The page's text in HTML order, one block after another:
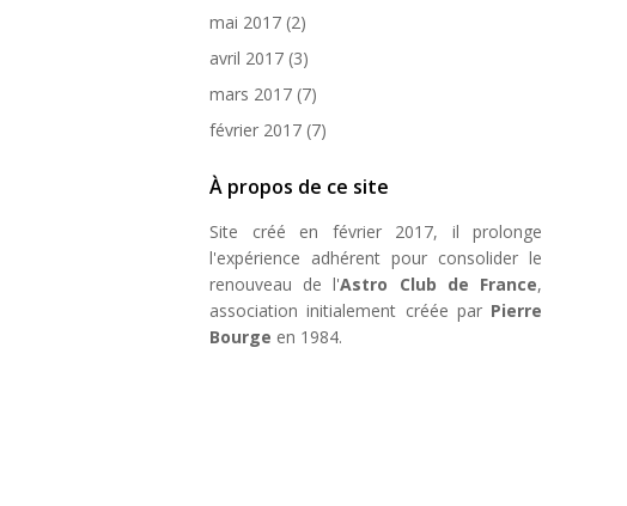
mai 2017 (2)
avril 2017 (3)
mars 2017 (7)
février 2017 (7)
À propos de ce site
Site créé en février 2017, il prolonge
l'expérience adhérent pour consolider le
renouveau de l'Astro Club de France,
association initialement créée par Pierre
Bourge en 1984.